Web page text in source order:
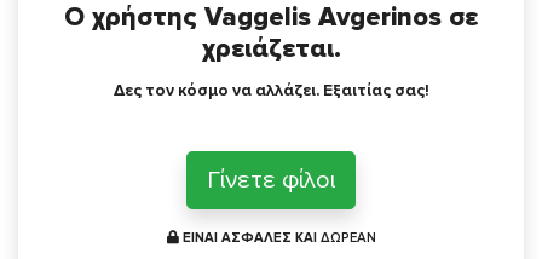
Ο χρήστης Vaggelis Avgerinos σε
χρειάζεται.
Δες τον κόσμο να αλλάζει. Εξαιτίας σας!
Γίνετε φίλοι
ΕΙΝΑΙ ΑΣΦΑΛΕΣ ΚΑΙ ΔΩΡΕΑΝ